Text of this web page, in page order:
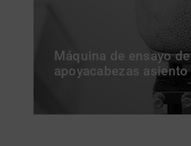
Máquina de ensayo de
apoyacabezas asiento